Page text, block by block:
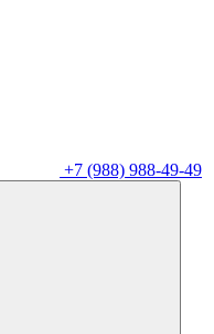
+7 (988) 988-49-49